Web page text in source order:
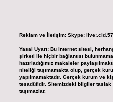
Reklam ve İletişim: Skype:
Yasal Uyarı: Bu internet sitesi,
şirketi ile hiçbir bağlantısı
hazırladığımız makaleler
niteliği taşımamakta olup, gerçek
yapılmamaktadır. Gerçek kurum ve
tesadüfidir. Sitemizdeki bilgiler
taşımazlar.